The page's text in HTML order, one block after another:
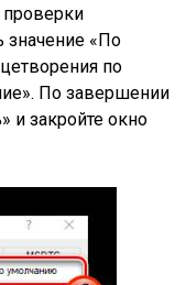
значение «По
по
По завершении
и закройте окно